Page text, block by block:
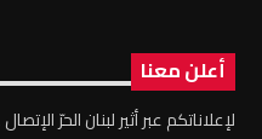
أعلن معنا
لإعلاناتكم عبر أثير لبنان الحرّ